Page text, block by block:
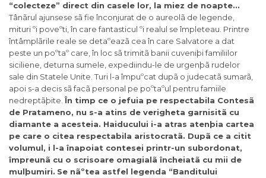
“colecteze” direct din casele lor, la miez de noapte…
Tânãrul ajunsese sã fie înconjurat de o aureolã de legende,
mituri ºi poveºti, în care fantasticul ºi realul se împleteau. Printre
întâmplãrile reale se detaºeazã cea în care Salvatore a dat
peste un poºtaº care, în loc sã trimitã banii cuveniþi familiilor
siciliene, deturna sumele, expediindu-le de urgenþã rudelor
sale din Statele Unite. Turi l-a împuºcat dupã o judecatã sumarã,
apoi s-a decis sã facã personal pe poºtaºul pentru famiile
nedreptãþite.În timp ce o jefuia pe respectabila Contesã
de Pratameno, nu s-a atins de verigheta garnisitã cu
diamante a acesteia. Haiducului i-a atras atenþia cartea
pe care o citea respectabila aristocratã. Dupã ce a citit
volumul, i l-a înapoiat contesei printr-un subordonat,
împreunã cu o scrisoare omagialã încheiatã cu mii de
mulþumiri. Se nãºtea astfel legenda “Banditului